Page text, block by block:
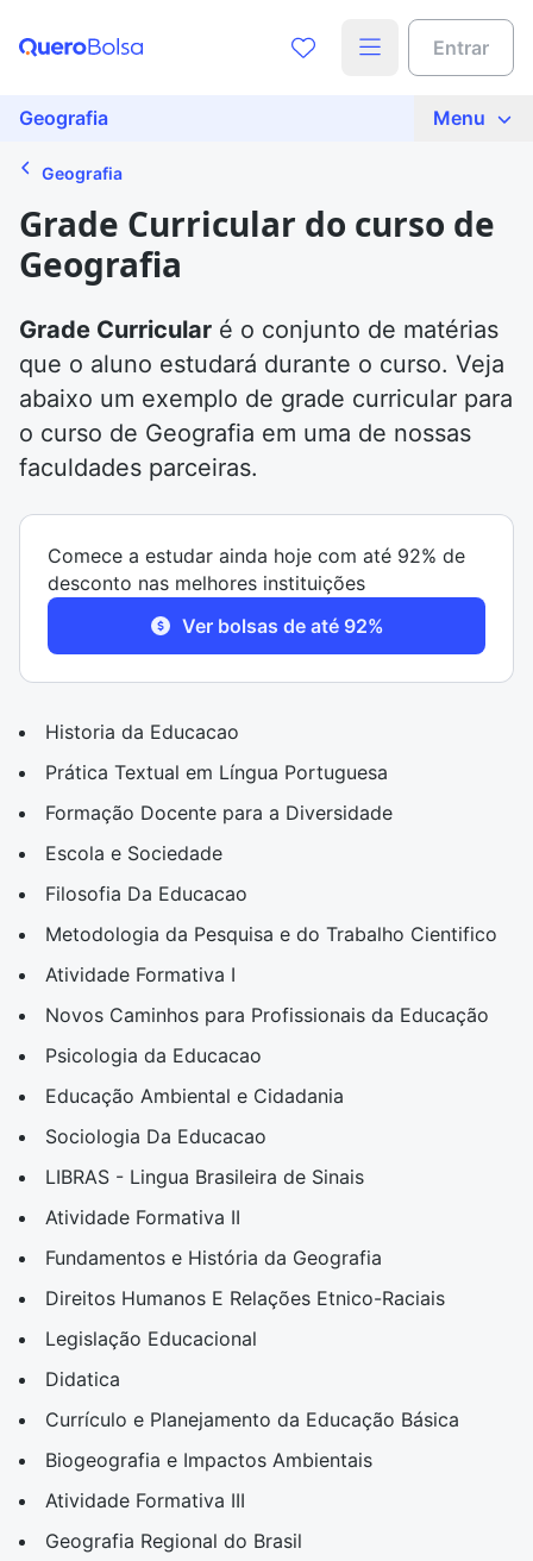
Entrar
Geografia Menu
Geografia
Grade Curricular do curso de
Geografia
Grade Curricular é o conjunto de matérias
que o aluno estudará durante o curso. Veja
abaixo um exemplo de grade curricular para
o curso de Geografia em uma de nossas
faculdades parceiras.
Comece a estudar ainda hoje com até 92% de
desconto nas melhores instituições
Ver bolsas de até 92%
Historia da Educacao
Prática Textual em Língua Portuguesa
Formação Docente para a Diversidade
Escola e Sociedade
Filosofia Da Educacao
Metodologia da Pesquisa e do Trabalho Cientifico
Atividade Formativa I
Novos Caminhos para Profissionais da Educação
Psicologia da Educacao
Educação Ambiental e Cidadania
Sociologia Da Educacao
LIBRAS - Lingua Brasileira de Sinais
Atividade Formativa II
Fundamentos e História da Geografia
Direitos Humanos E Relações Etnico-Raciais
Legislação Educacional
Didatica
Currículo e Planejamento da Educação Básica
Biogeografia e Impactos Ambientais
Atividade Formativa III
Geografia Regional do Brasil